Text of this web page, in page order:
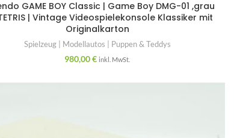
GAME BOY Classic | Game Boy DMG-01 ,grau
| Vintage Videospielekonsole Klassiker mit
Originalkarton
Spielzeug | Modellautos | Puppen & Teddys
980,00€ inkl. MwSt.